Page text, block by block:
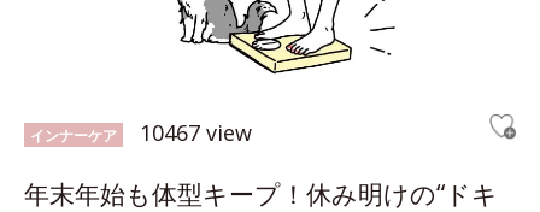
インナーケア 10467 view
年末年始も体型キープ！休み明けの“ドキ